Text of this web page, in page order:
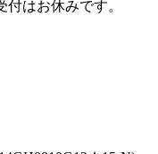
はお休みです。